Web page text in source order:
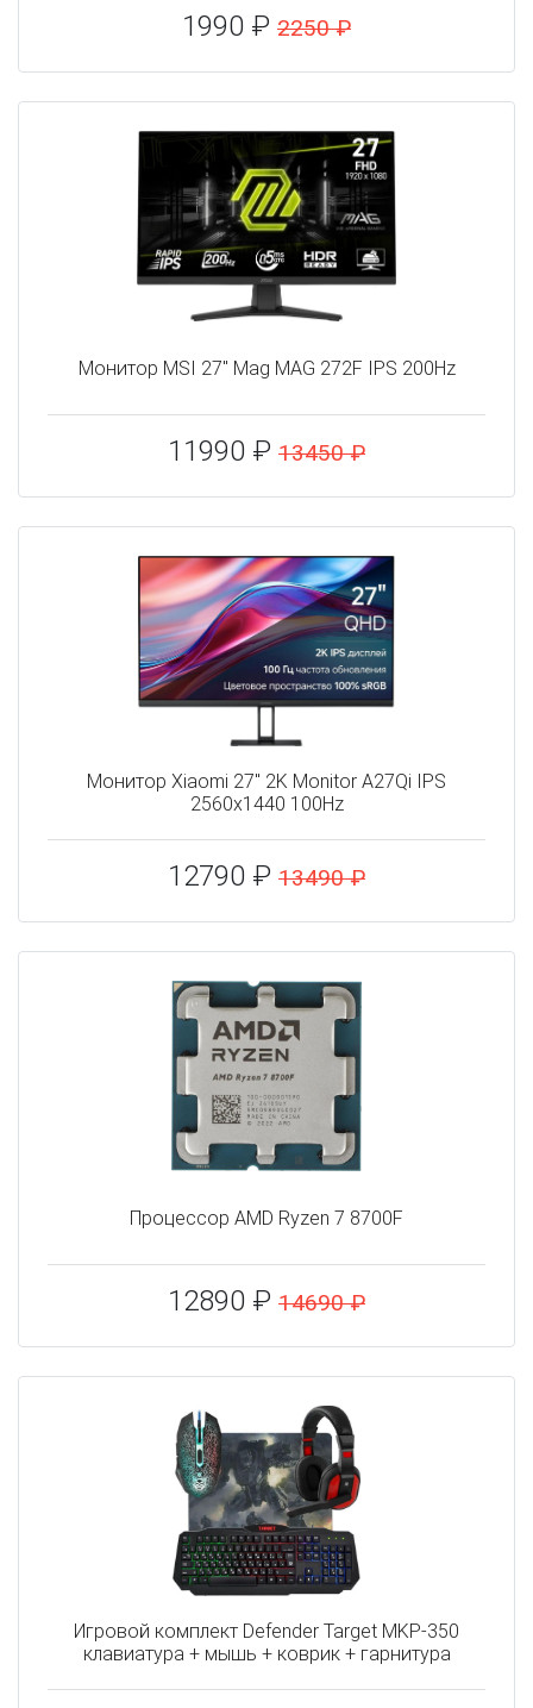
1990 ₽ 2250 ₽
Монитор MSI 27" Mag MAG 272F IPS 200Hz
11990 ₽ 13450 ₽
Монитор Xiaomi 27" 2K Monitor A27Qi IPS
2560x1440 100Hz
12790 ₽ 13490 ₽
Процессор AMD Ryzen 7 8700F
12890 ₽ 14690 ₽
Игровой комплект Defender Target MKP-350
клавиатура + мышь + коврик + гарнитура